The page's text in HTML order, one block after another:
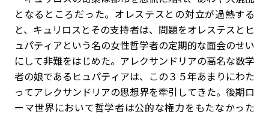
となるところだった。オレステスとの対立が過熱する
と、キュリロスとその支持者は、問題をオレステスとヒ
ュパティアという名の女性哲学者の定期的な面会のせい
にして非難をはじめた。アレクサンドリアの高名な数学
者の娘であるヒュパティアは、この３５年あまりにわた
ってアレクサンドリアの思想界を牽引してきた。後期ロ
ーマ世界において哲学者は公的な権力をもたなかった